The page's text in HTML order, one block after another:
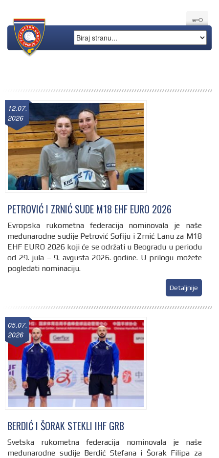
12.07.
2026
PETROVIĆ I ZRNIĆ SUDE M18 EHF EURO 2026
Evropska rukometna federacija nominovala je naše
međunarodne sudije Petrović Sofiju i Zrnić Lanu za M18
EHF EURO 2026 koji će se održati u Beogradu u periodu
od 29. jula – 9. avgusta 2026. godine. U prilogu možete
pogledati nominaciju.
Detaljnije
05.07.
2026
BERDIĆ I ŠORAK STEKLI IHF GRB
Svetska rukometna federacija nominovala je naše
međunarodne sudije Berdić Stefana i Šorak Filipa za